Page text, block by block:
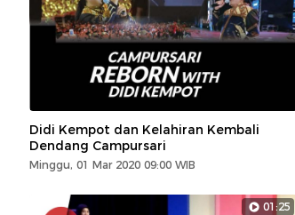
Didi Kempot dan Kelahiran Kembali
Dendang Campursari
Minggu, 01 Mar 2020 09:00 WIB
01:25